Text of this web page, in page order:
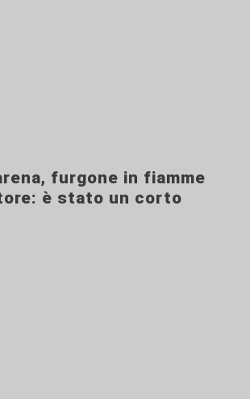
furgone in fiamme
è stato un corto